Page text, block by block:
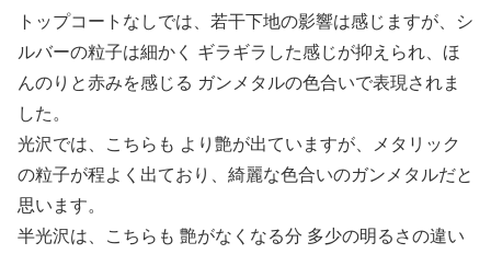
トップコートなしでは、若干下地の影響は感じますが、シ
ルバーの粒子は細かく ギラギラした感じが抑えられ、ほ
んのりと赤みを感じる ガンメタルの色合いで表現されま
した。
光沢では、こちらも より艶が出ていますが、メタリック
の粒子が程よく出ており、綺麗な色合いのガンメタルだと
思います。
半光沢は、こちらも 艶がなくなる分 多少の明るさの違い